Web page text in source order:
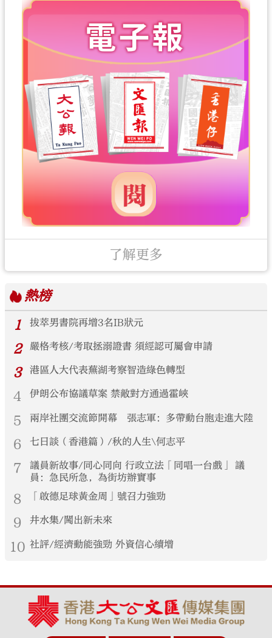
了解更多
熱榜
1
拔萃男書院再增3名IB狀元
2 嚴格考核/考取拯溺證書 須經認可屬會申請
3 港區人大代表蕪湖考察智造綠色轉型
4 伊朗公布協議草案 禁敵對方通過霍峽
5 兩岸社團交流節開幕 張志軍：多帶動台胞走進大陸
6 七日談（香港篇）/秋的人生\何志平
7
議員新故事/同心同向 行政立法「同唱一台戲」 議
員：急民所急，為街坊辦實事
8 「啟德足球黃金周」號召力強勁
9 井水集/闖出新未來
10 社評/經濟動能強勁 外資信心續增